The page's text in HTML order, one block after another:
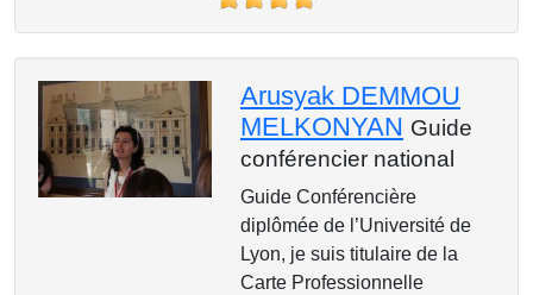
Arusyak DEMMOU
MELKONYAN Guide
conférencier national
Guide Conférencière
diplômée de l’Université de
Lyon, je suis titulaire de la
Carte Professionnelle